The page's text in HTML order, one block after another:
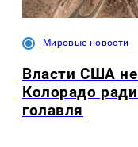
Мировые новости
Власти США
Колорадо
голавля